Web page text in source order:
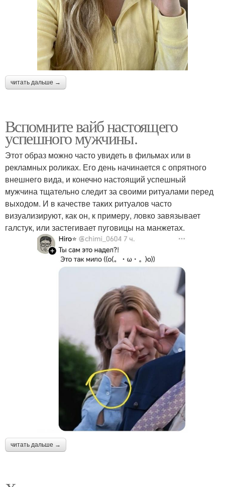
читать дальше →
Вспомните вайб настоящего
успешного мужчины.
Этот образ можно часто увидеть в фильмах или в
рекламных роликах. Его день начинается с опрятного
внешнего вида, и конечно настоящий успешный
мужчина тщательно следит за своими ритуалами перед
выходом. И в качестве таких ритуалов часто
визуализируют, как он, к примеру, ловко завязывает
галстук, или застегивает пуговицы на манжетах.
читать дальше →